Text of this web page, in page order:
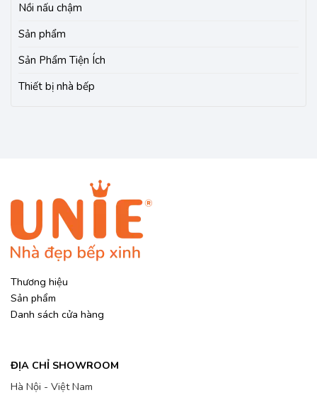
Nồi nấu chậm
Sản phẩm
Sản Phẩm Tiện Ích
Thiết bị nhà bếp
Thương hiệu
Sản phẩm
Danh sách cửa hàng
ĐỊA CHỈ SHOWROOM
Hà Nội - Việt Nam